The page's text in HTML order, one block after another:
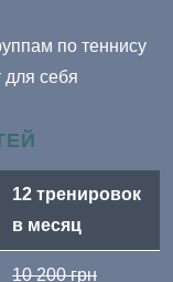
по теннису
для себя
12 тренировок
в месяц
10 200 грн